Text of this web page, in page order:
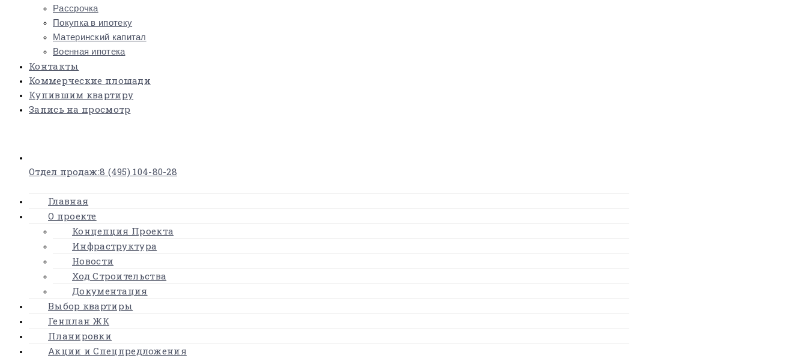
Рассрочка
Покупка в ипотеку
Материнский капитал
Военная ипотека
Контакты
Коммерческие площади
Купившим квартиру
Запись на просмотр
Отдел продаж:8 (495) 104-80-28
Главная
О проекте
Концепция Проекта
Инфраструктура
Новости
Ход Строительства
Документация
Выбор квартиры
Генплан ЖК
Планировки
Акции и Спецпредложения